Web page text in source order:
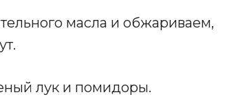
масла и обжариваем,
лук и помидоры.